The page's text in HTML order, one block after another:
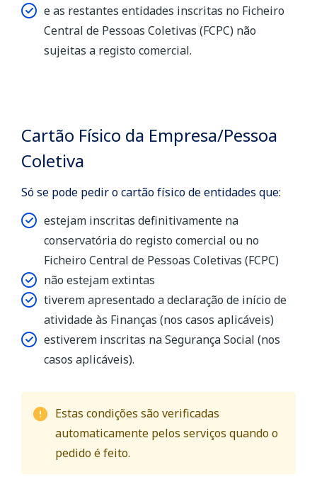
e as restantes entidades inscritas no Ficheiro
Central de Pessoas Coletivas (FCPC) não
sujeitas a registo comercial.
Cartão Físico da Empresa/Pessoa
Coletiva
Só se pode pedir o cartão físico de entidades que:
estejam inscritas definitivamente na
conservatória do registo comercial ou no
Ficheiro Central de Pessoas Coletivas (FCPC)
não estejam extintas
tiverem apresentado a declaração de início de
atividade às Finanças (nos casos aplicáveis)
estiverem inscritas na Segurança Social (nos
casos aplicáveis).
Estas condições são verificadas
automaticamente pelos serviços quando o
pedido é feito.